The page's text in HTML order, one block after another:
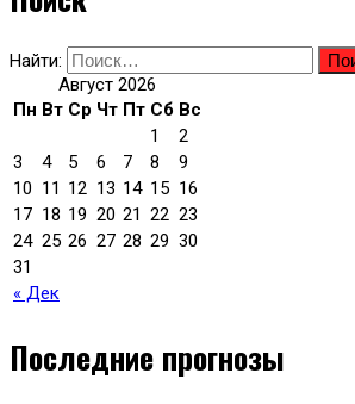
Найти:
Август 2026
Пн Вт Ср Чт Пт Сб Вс
« Дек
1
2
3
4 5 6 7 8
9
10 11 12 13 14 15 16
17 18 19 20 21 22 23
24 25 26 27 28 29 30
31
Последние прогнозы